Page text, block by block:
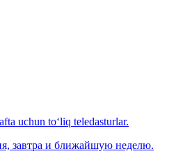
uchun to‘liq teledasturlar.
завтра и ближайшую неделю.